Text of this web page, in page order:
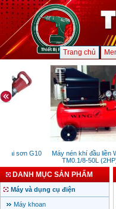
Trang chủ
sơn G10
Máy nén khí đầu liền
TM0.1/8-50L (2HP)
DANH MỤC SẢN PHẨM
Máy và dụng cụ điện
Máy khoan